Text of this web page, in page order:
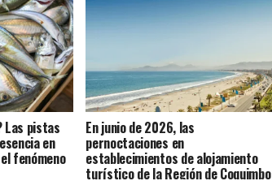
Las pistas
en
fenómeno
En junio de 2026, las
pernoctaciones en
establecimientos de alojamiento
turístico de la Región de Coquimbo